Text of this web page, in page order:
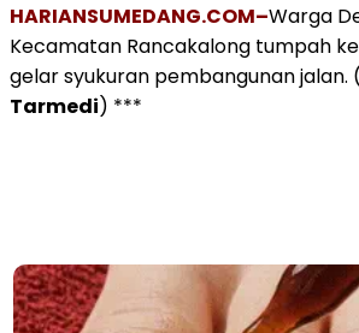
HARIANSUMEDANG.COM–Warga
Kecamatan Rancakalong tumpah
gelar syukuran pembangunan jalan. (
Tarmedi) ***